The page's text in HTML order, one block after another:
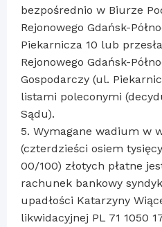
bezpośrednio w Biurze
Rejonowego Gdańsk-
Piekarnicza 10 lub
Rejonowego Gdańsk-
Gospodarczy (ul.
listami poleconymi
Sądu).
5. Wymagane wadium w
(czterdzieści osiem
00/100) złotych płatne
rachunek bankowy
upadłości Katarzyny
likwidacyjnej PL 71 1050